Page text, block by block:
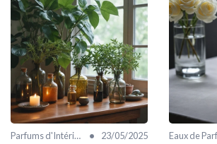
Parfums d'Intérieur • 23/05/2025 Eaux de